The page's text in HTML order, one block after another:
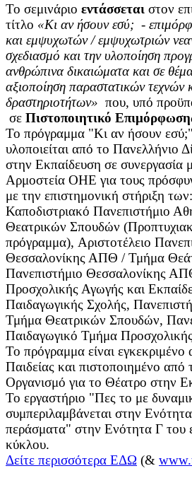
Το σεμινάριο εντάσσεται στον
τίτλο «Κι αν ήσουν εσύ; -
και εμψυχωτών / εμψυχωτριών
σχεδιασμό και την υλοποίηση
ανθρώπινα δικαιώματα και σε
αξιοποίηση παραστατικών τεχνών
δραστηριοτήτων» που, υπό
σε Πιστοποιητικό
Το πρόγραμμα "Κι αν ήσουν εσύ;"
υλοποιείται από το Πανελλήνιο
στην Εκπαίδευση σε συνεργασία
Αρμοστεία ΟΗΕ για τους
με την επιστημονική στήριξη
Καποδιστριακό Πανεπιστήμιο
Θεατρικών Σπουδών
πρόγραμμα), Αριστοτέλειο
Θεσσαλονίκης ΑΠΘ / Τμήμα
Πανεπιστήμιο Θεσσαλονίκης
Προσχολικής Αγωγής και
Παιδαγωγικής Σχολής,
Τμήμα Θεατρικών Σπουδών,
Παιδαγωγικό Τμήμα
Το πρόγραμμα είναι
Παιδείας και πιστοποιημένο από
Οργανισμό για το Θέατρο στην
Το εργαστήριο "Πες το με
συμπεριλαμβάνεται στην
περάσματα" στην Ενότητα Γ του
κύκλου.
Δείτε περισσότερα ΕΔΩ (&